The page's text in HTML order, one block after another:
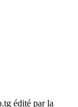
édité par la